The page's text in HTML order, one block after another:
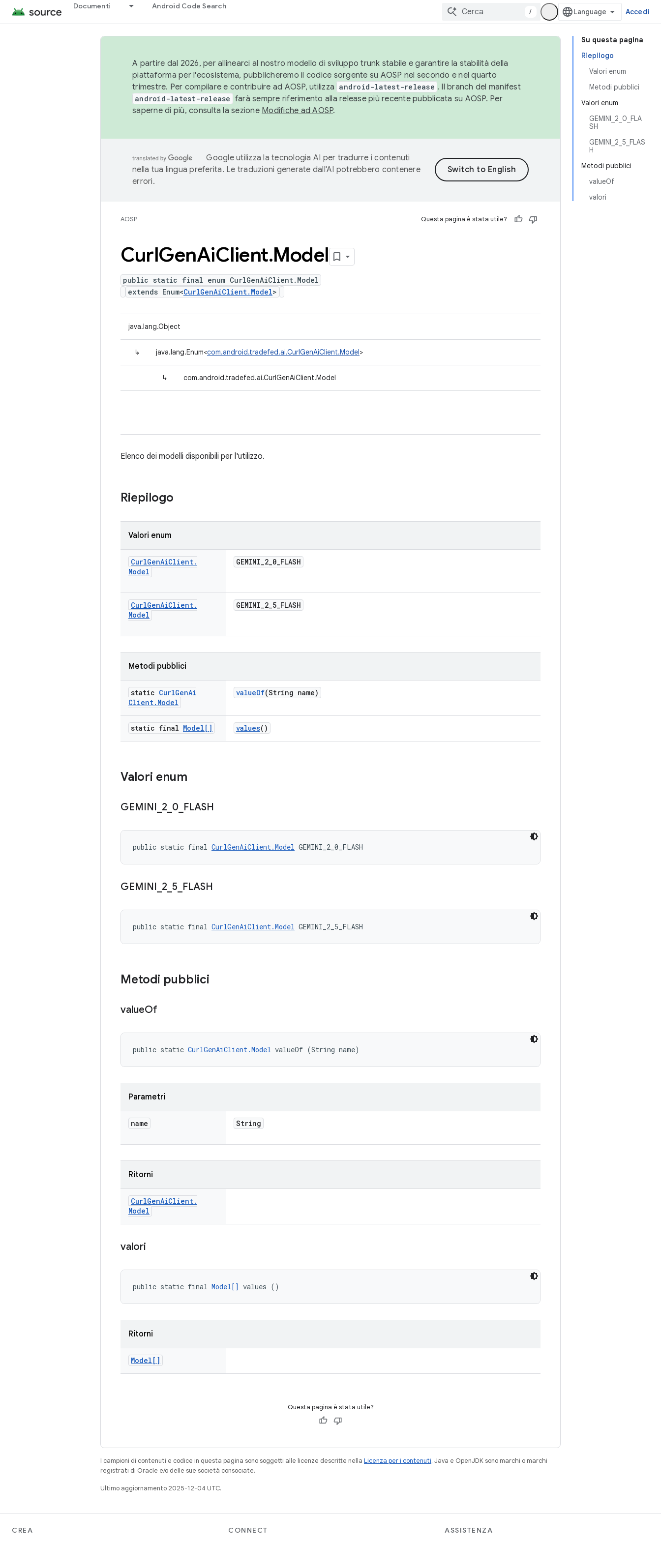
Documenti Android Code Search
/ Accedi
Su questa pagina
Riepilogo
Valori enum
Metodi pubblici
Valori enum
GEMINI_2_0_FLA
SH
GEMINI_2_5_FLAS
H
Metodi pubblici
valueOf
valori
A partire dal 2026, per allinearci al nostro modello di sviluppo trunk stabile e garantire la stabilità della
piattaforma per l'ecosistema, pubblicheremo il codice sorgente su AOSP nel secondo e nel quarto
trimestre. Per compilare e contribuire ad AOSP, utilizza android-latest-release . Il branch del manifest
android-latest-release farà sempre riferimento alla release più recente pubblicata su AOSP. Per
saperne di più, consulta la sezione Modifiche ad AOSP.
Google utilizza la tecnologia AI per tradurre i contenuti
nella tua lingua preferita. Le traduzioni generate dall'AI potrebbero contenere
errori.
AOSP Questa pagina è stata utile?
CurlGenAiClient.Model
public static final enum CurlGenAiClient.Model
extends Enum<CurlGenAiClient.Model>
java.lang.Object
↳ java.lang.Enum<com.android.tradefed.ai.CurlGenAiClient.Model>
↳ com.android.tradefed.ai.CurlGenAiClient.Model
Elenco dei modelli disponibili per l'utilizzo.
Riepilogo
Valori enum
CurlGenAiClient.
Model
GEMINI_2_0_FLASH
CurlGenAiClient.
Model
GEMINI_2_5_FLASH
Metodi pubblici
static CurlGenAi
Client. Model
valueOf(String name)
static final Model[] values()
Valori enum
GEMINI 2 0 FLASH
public static final CurlGenAiClient.Model GEMINI_2_0_FLASH
GEMINI 2 5 FLASH
public static final CurlGenAiClient.Model GEMINI_2_5_FLASH
Metodi pubblici
valueOf
public static CurlGenAiClient.Model valueOf (String name)
Parametri
name String
Ritorni
CurlGenAiClient.
Model
valori
public static final Model[] values ()
Ritorni
Model[]
Questa pagina è stata utile?
I campioni di contenuti e codice in questa pagina sono soggetti alle licenze descritte nella Licenza per i contenuti. Java e OpenJDK sono marchi o marchi
registrati di Oracle e/o delle sue società consociate.
Ultimo aggiornamento 2025-12-04 UTC.
CREA CONNECT ASSISTENZA